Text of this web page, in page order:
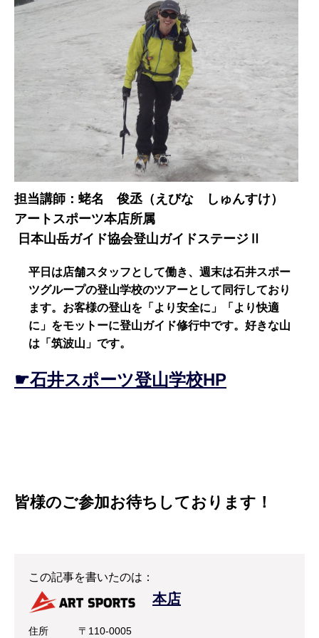
担当講師：蛯名 俊丞（えびな しゅんすけ）
アートスポーツ本店所属
日本山岳ガイド協会登山ガイドステージⅡ
平日は店舗スタッフとして働き、週末は石井スポー
ツグループの登山学校のツアーとして同行しており
ます。お客様の登山を「より安全に」「より快適
に」をモットーに登山ガイド修行中です。好きな山
は「筑波山」です。
☛石井スポーツ登山学校HP
皆様のご参加お待ちしております！
この記事を書いたのは：
本店
住所
〒110-0005